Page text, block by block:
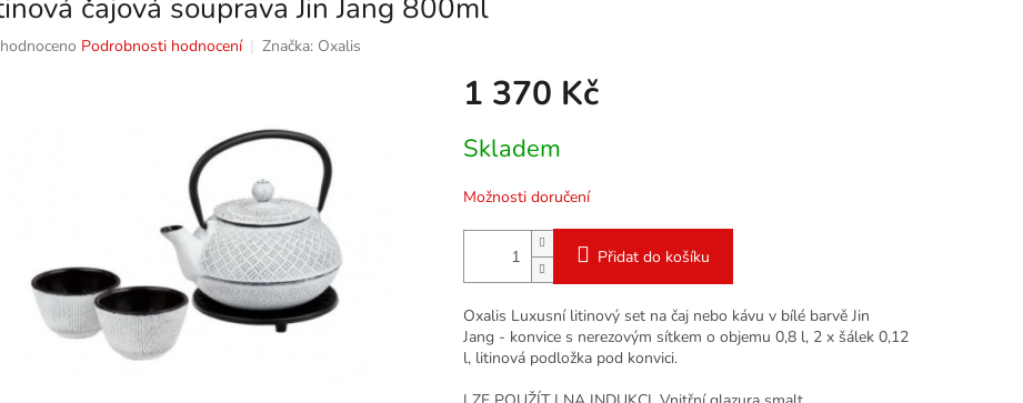
čajová souprava Jin Jang 800ml
Podrobnosti hodnocení Značka: Oxalis
1 370 Kč
cena:
Skladem
Možnosti doručení
Přidat do košíku
Oxalis Luxusní litinový set na čaj nebo kávu v bílé barvě Jin
Jang - konvice s nerezovým sítkem o objemu 0,8 l, 2 x šálek 0,12
l, litinová podložka pod konvici.